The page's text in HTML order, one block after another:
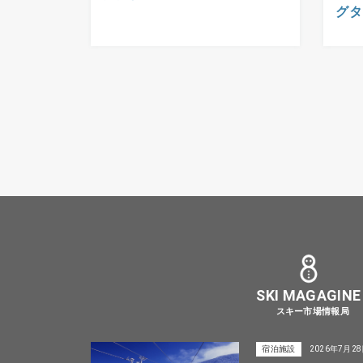
グ
SKI MAGAGINE
スキー市場情報局
宿泊施設 2026年7月28